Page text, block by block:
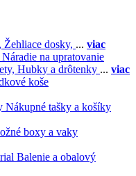
Žehliace dosky, ... viac
Náradie na upratovanie
Hubky a drôtenky ... viac
koše
Nákupné tašky a košíky
boxy a vaky
Balenie a obalový